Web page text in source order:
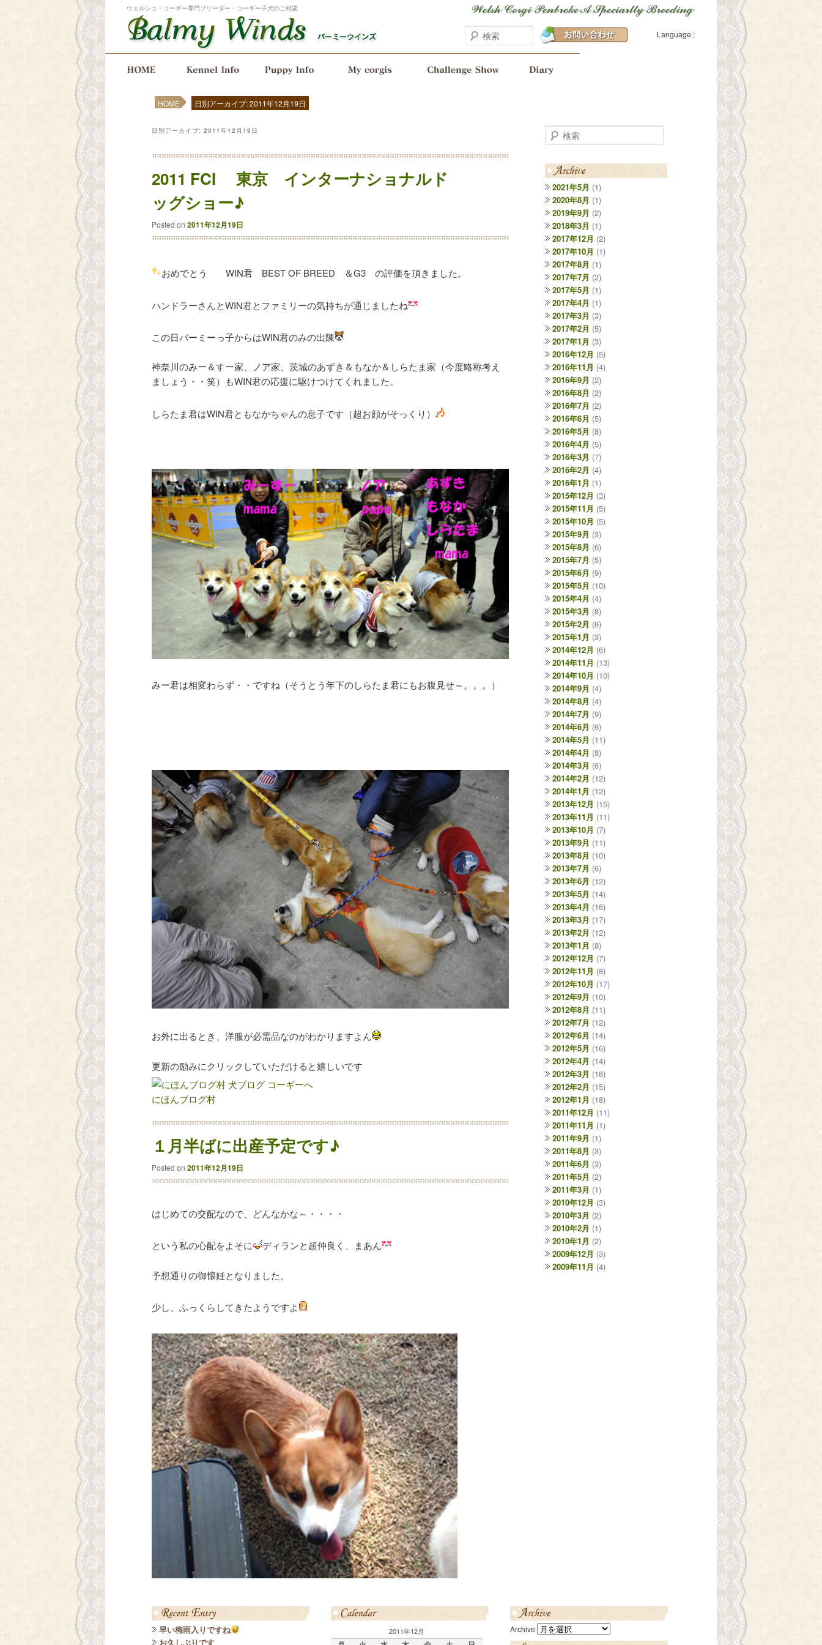
ウェルシュ・コーギー専門ブリーダー・コーギー子犬のご相談
Language :
検
メインコンテンツへ移動
サブコンテンツへ移動
HOME 日別アーカイブ: 2011年12月19日
日別アーカイブ: 2011年12月19日
2011 FCI 東京 インターナショナルド
ッグショー♪
Posted on 2011年12月19日
おめでとう WIN君 BEST OF BREED ＆G3 の評価を頂きました。
ハンドラーさんとWIN君とファミリーの気持ちが通じましたね
この日バーミーっ子からはWIN君のみの出陳
神奈川のみー＆すー家、ノア家、茨城のあずき＆もなか＆しらたま家（今度略称考え
ましょう・・笑）もWIN君の応援に駆けつけてくれました。
しらたま君はWIN君ともなかちゃんの息子です（超お顔がそっくり）
みー君は相変わらず・・ですね（そうとう年下のしらたま君にもお腹見せ～。。。）
お外に出るとき、洋服が必需品なのがわかりますよん
更新の励みにクリックしていただけると嬉しいです
にほんブログ村
１月半ばに出産予定です♪
Posted on 2011年12月19日
はじめての交配なので、どんなかな～・・・・
という私の心配をよそに ディランと超仲良く、まあん
予想通りの御懐妊となりました。
少し、ふっくらしてきたようですよ
検索
2021年5月 (1)
2020年8月 (1)
2019年9月 (2)
2018年3月 (1)
2017年12月 (2)
2017年10月 (1)
2017年8月 (1)
2017年7月 (2)
2017年5月 (1)
2017年4月 (1)
2017年3月 (3)
2017年2月 (5)
2017年1月 (3)
2016年12月 (5)
2016年11月 (4)
2016年9月 (2)
2016年8月 (2)
2016年7月 (2)
2016年6月 (5)
2016年5月 (8)
2016年4月 (5)
2016年3月 (7)
2016年2月 (4)
2016年1月 (1)
2015年12月 (3)
2015年11月 (5)
2015年10月 (5)
2015年9月 (3)
2015年8月 (6)
2015年7月 (5)
2015年6月 (9)
2015年5月 (10)
2015年4月 (4)
2015年3月 (8)
2015年2月 (6)
2015年1月 (3)
2014年12月 (6)
2014年11月 (13)
2014年10月 (10)
2014年9月 (4)
2014年8月 (4)
2014年7月 (9)
2014年6月 (6)
2014年5月 (11)
2014年4月 (8)
2014年3月 (6)
2014年2月 (12)
2014年1月 (12)
2013年12月 (15)
2013年11月 (11)
2013年10月 (7)
2013年9月 (11)
2013年8月 (10)
2013年7月 (6)
2013年6月 (12)
2013年5月 (14)
2013年4月 (16)
2013年3月 (17)
2013年2月 (12)
2013年1月 (8)
2012年12月 (7)
2012年11月 (8)
2012年10月 (17)
2012年9月 (10)
2012年8月 (11)
2012年7月 (12)
2012年6月 (14)
2012年5月 (16)
2012年4月 (14)
2012年3月 (16)
2012年2月 (15)
2012年1月 (18)
2011年12月 (11)
2011年11月 (1)
2011年9月 (1)
2011年8月 (3)
2011年6月 (3)
2011年5月 (2)
2011年3月 (1)
2010年12月 (3)
2010年3月 (2)
2010年2月 (1)
2010年1月 (2)
2009年12月 (3)
2009年11月 (4)
早い梅雨入りですね
お久しぶりです
2011年12月 Archive